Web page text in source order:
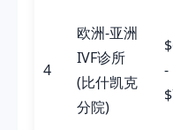
4
欧洲-亚洲
IVF诊所
(比什凯克
分院)
-